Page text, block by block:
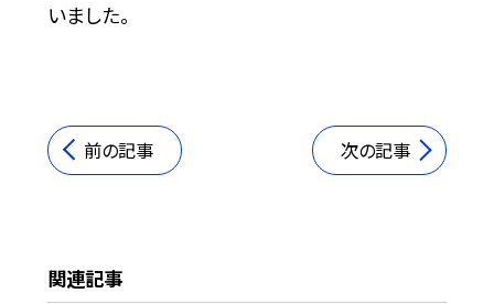
いました。
前の記事 次の記事
関連記事